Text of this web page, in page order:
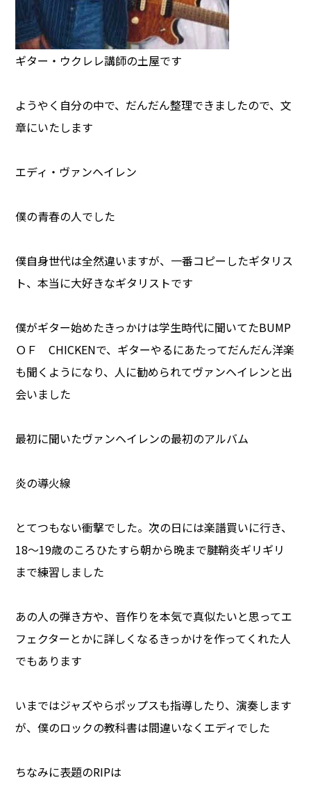
ギター・ウクレレ講師の土屋です
ようやく自分の中で、だんだん整理できましたので、文
章にいたします
エディ・ヴァンヘイレン
僕の青春の人でした
僕自身世代は全然違いますが、一番コピーしたギタリス
ト、本当に大好きなギタリストです
僕がギター始めたきっかけは学生時代に聞いてたBUMP
ＯＦ CHICKENで、ギターやるにあたってだんだん洋楽
も聞くようになり、人に勧められてヴァンヘイレンと出
会いました
最初に聞いたヴァンヘイレンの最初のアルバム
炎の導火線
とてつもない衝撃でした。次の日には楽譜買いに行き、
18〜19歳のころひたすら朝から晩まで腱鞘炎ギリギリ
まで練習しました
あの人の弾き方や、音作りを本気で真似たいと思ってエ
フェクターとかに詳しくなるきっかけを作ってくれた人
でもあります
いまではジャズやらポップスも指導したり、演奏します
が、僕のロックの教科書は間違いなくエディでした
ちなみに表題のRIPは